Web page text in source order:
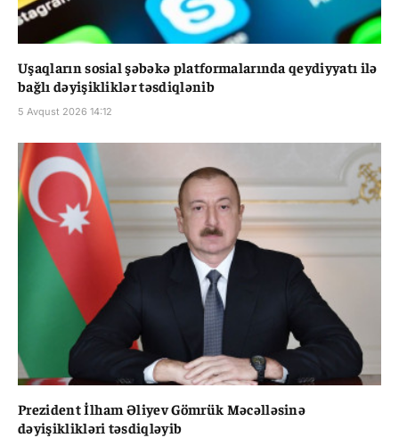
Uşaqların sosial şəbəkə platformalarında qeydiyyatı ilə
bağlı dəyişikliklər təsdiqlənib
5 Avqust 2026 14:12
Prezident İlham Əliyev Gömrük Məcəlləsinə
dəyişiklikləri təsdiqləyib